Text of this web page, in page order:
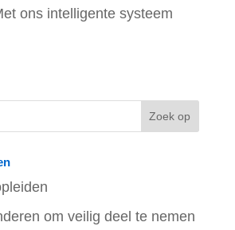
ons intelligente systeem
om veilig deel te nemen